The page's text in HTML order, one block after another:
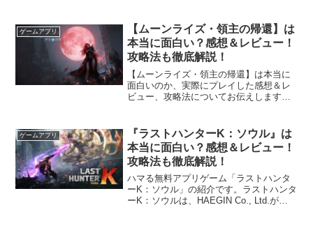
ラクター育成やさまざまなバトルモード
をじっくりやり込める美...
ゲームアプリ
【ムーンライズ・領主の帰還】は
本当に面白い？感想＆レビュー！
攻略法も徹底解説！
【ムーンライズ・領主の帰還】は本当に
面白いのか、実際にプレイした感想＆レ
ビュー、攻略法についてお伝えします！
の帰還』というゲームについて、私が実
際に触ってみて感じた、正...
ゲームアプリ
『ラストハンターK：ソウル』は
本当に面白い？感想＆レビュー！
攻略法も徹底解説！
ハマる無料アプリゲーム「ラストハンタ
ーK：ソウル」の紹介です。ラストハンタ
ーK：ソウルは、HAEGIN Co., Ltd.が